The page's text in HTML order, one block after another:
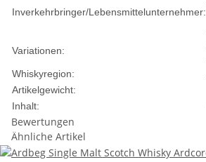
Inverkehrbringer/Lebensmittelunternehmer:
Variationen:
Whiskyregion:
Artikelgewicht:
Inhalt:
Bewertungen
Ähnliche Artikel